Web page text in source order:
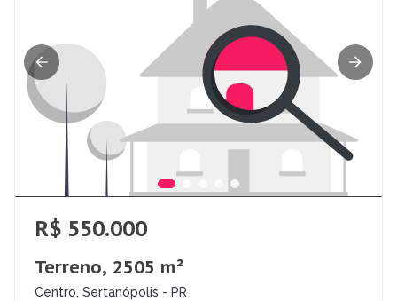
R$ 550.000
Terreno, 2505 m²
Centro, Sertanópolis - PR